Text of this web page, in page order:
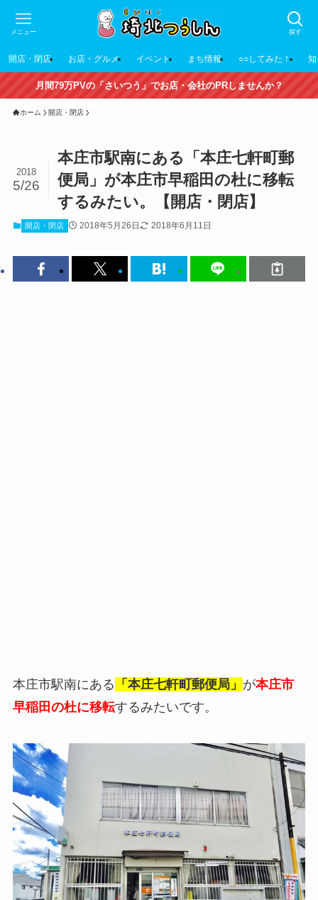
探す
メニュー
開店・閉店 お店・グルメ イベント まち情報 ○○してみた！
月間79万PVの「さいつう」でお店・会社のPRしませんか？
ホーム 開店・閉店
本庄市駅南にある「本庄七軒町郵
便局」が本庄市早稲田の杜に移転
するみたい。【開店・閉店】
2018
5/26
開店・閉店 2018年5月26日 2018年6月11日
本庄市駅南にある 「本庄七軒町郵便局」 が本庄市
早稲田の杜に移転するみたいです。